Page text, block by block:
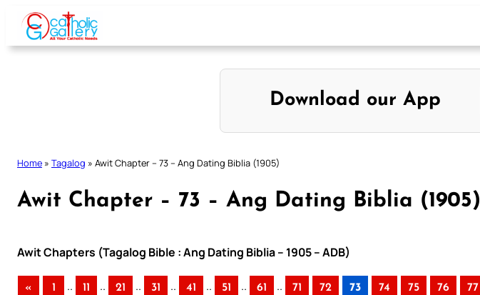
Skip
content
Download our App
Home » Tagalog » Awit Chapter – 73 – Ang Dating Biblia (1905)
Awit Chapter – 73 – Ang Dating Biblia (1905)
Awit Chapters (Tagalog Bible : Ang Dating Biblia – 1905 – ADB)
« 1 .. 11 .. 21 .. 31 .. 41 .. 51 .. 61 .. 71 72 73 74 75 76 77